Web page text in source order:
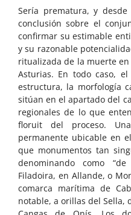
Sería prematura, y
conclusión sobre el
confirmar su estimable
y su razonable
ritualizada de la muerte
Asturias. En todo caso,
estructura, la morfología
sitúan en el apartado del
regionales de lo que
floruit del proceso.
permanente ubicable en
que monumentos tan
denominando como
Filadoira, en Allande, o
comarca marítima de
notable, a orillas del Sella,